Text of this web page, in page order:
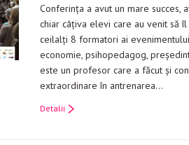
Conferința a avut un mare succes,
chiar câțiva elevi care au venit să
ceilalți 8 formatori ai
economie, psihopedagog,
este un profesor care a făcut şi
extraordinare în antrenarea…
Detalii